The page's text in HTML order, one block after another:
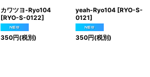
カワツヨ-Ryo104
[RYO-S-0122]
350円(税別)
yeah-Ryo104 [RYO-S-
0121]
350円(税別)